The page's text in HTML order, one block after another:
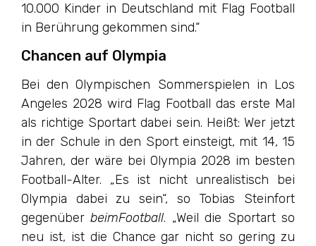
10.000 Kinder in Deutschland mit Flag Football
in Berührung gekommen sind.“
Chancen auf Olympia
Bei den Olympischen Sommerspielen in Los
Angeles 2028 wird Flag Football das erste Mal
als richtige Sportart dabei sein. Heißt: Wer jetzt
in der Schule in den Sport einsteigt, mit 14, 15
Jahren, der wäre bei Olympia 2028 im besten
Football-Alter. „Es ist nicht unrealistisch bei
Olympia dabei zu sein“, so Tobias Steinfort
gegenüberbeimFootball. „Weil die Sportart so
neu ist, ist die Chance gar nicht so gering zu